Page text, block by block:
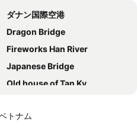
ダナン国際空港
Dragon Bridge
Fireworks Han River
Japanese Bridge
Old house of Tan Ky
トナム